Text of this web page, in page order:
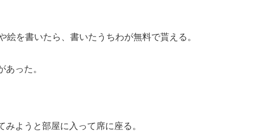
絵を書いたら、書いたうちわが無料で貰える。
あった。
ようと部屋に入って席に座る。